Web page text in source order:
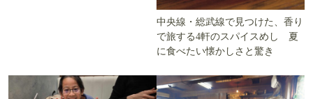
中央線・総武線で見つけた、香り
で旅する4軒のスパイスめし 夏
に食べたい懐かしさと驚き